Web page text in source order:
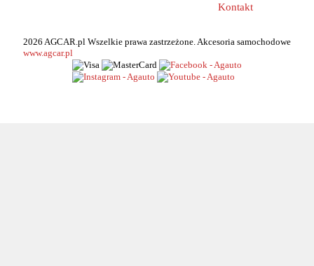
Kontakt
2026 AGCAR.pl Wszelkie prawa zastrzeżone. Akcesoria samochodowe
www.agcar.pl